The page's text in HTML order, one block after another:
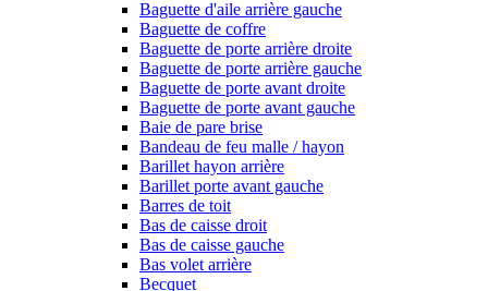
Baguette d'aile arrière gauche
Baguette de coffre
Baguette de porte arrière droite
Baguette de porte arrière gauche
Baguette de porte avant droite
Baguette de porte avant gauche
Baie de pare brise
Bandeau de feu malle / hayon
Barillet hayon arrière
Barillet porte avant gauche
Barres de toit
Bas de caisse droit
Bas de caisse gauche
Bas volet arrière
Becquet